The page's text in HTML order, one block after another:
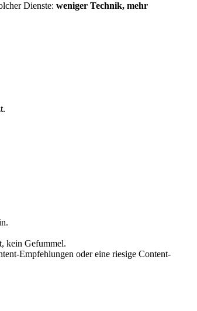
Dienste: weniger Technik, mehr
kein Gefummel.
Empfehlungen oder eine riesige Content-